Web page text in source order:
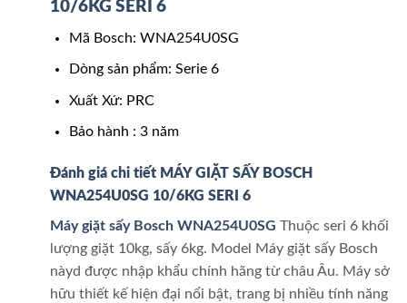
10/6KG SERI 6
Mã Bosch: WNA254U0SG
Dòng sản phẩm: Serie 6
Xuất Xứ: PRC
Bảo hành : 3 năm
Đánh giá chi tiết MÁY GIẶT SẤY BOSCH
WNA254U0SG 10/6KG SERI 6
Máy giặt sấy Bosch WNA254U0SG Thuộc seri 6 khối
lượng giặt 10kg, sấy 6kg. Model Máy giặt sấy Bosch
nàyd được nhập khẩu chính hãng từ châu Âu. Máy sở
hữu thiết kế hiện đại nổi bật, trang bị nhiều tính năng